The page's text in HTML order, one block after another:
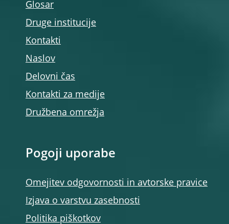
Glosar
Druge institucije
Kontakti
Naslov
Delovni čas
Kontakti za medije
Družbena omrežja
Pogoji uporabe
Omejitev odgovornosti in avtorske pravice
Izjava o varstvu zasebnosti
Politika piškotkov